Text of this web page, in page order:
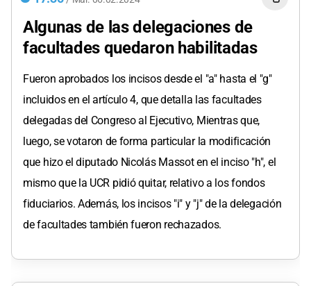
Algunas de las delegaciones de
facultades quedaron habilitadas
Fueron aprobados los incisos desde el "a" hasta el "g"
incluidos en el artículo 4, que detalla las facultades
delegadas del Congreso al Ejecutivo, Mientras que,
luego, se votaron de forma particular la modificación
que hizo el diputado Nicolás Massot en el inciso "h", el
mismo que la UCR pidió quitar, relativo a los fondos
fiduciarios. Además, los incisos "i" y "j" de la delegación
de facultades también fueron rechazados.